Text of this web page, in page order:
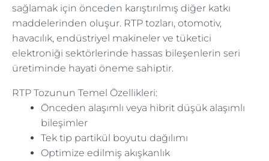
sağlamak için önceden karıştırılmış diğer katkı
maddelerinden oluşur. RTP tozları, otomotiv,
havacılık, endüstriyel makineler ve tüketici
elektroniği sektörlerinde hassas bileşenlerin seri
üretiminde hayati öneme sahiptir.
RTP Tozunun Temel Özellikleri:
Önceden alaşımlı veya hibrit düşük alaşımlı
bileşimler
Tek tip partikül boyutu dağılımı
Optimize edilmiş akışkanlık